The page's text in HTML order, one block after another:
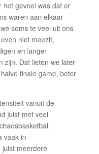
het gevoel was dat er
waren aan elkaar
soms te veel uit ons
niet meezit,
en langer
zijn. Dat lieten we later
finale game, beter
vanuit de
juist met veel
vaak in
meerdere